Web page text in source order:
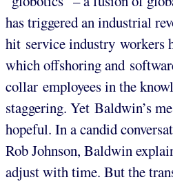
has triggered an industrial
hit service industry workers
which offshoring and
collar employees in the
staggering. Yet Baldwin’s
hopeful. In a candid
Rob Johnson, Baldwin
adjust with time. But the